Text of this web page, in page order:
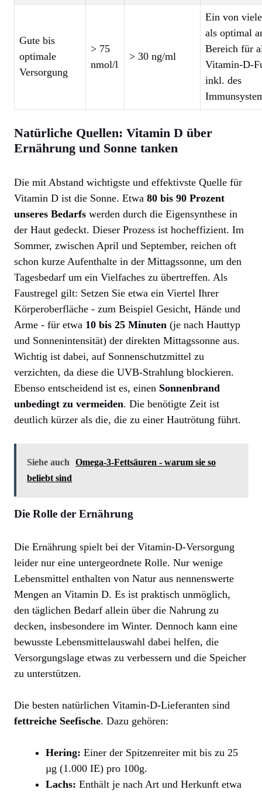
Gute bis
optimale
Versorgung
> 75
nmol/l
> 30 ng/ml
Ein von
als optimal
Bereich für
Vitamin-D-
inkl. des
Natürliche Quellen: Vitamin D über
Ernährung und Sonne tanken
Die mit Abstand wichtigste und effektivste Quelle für
Vitamin D ist die Sonne. Etwa 80 bis 90 Prozent
unseres Bedarfs werden durch die Eigensynthese in
der Haut gedeckt. Dieser Prozess ist hocheffizient. Im
Sommer, zwischen April und September, reichen oft
schon kurze Aufenthalte in der Mittagssonne, um den
Tagesbedarf um ein Vielfaches zu übertreffen. Als
Faustregel gilt: Setzen Sie etwa ein Viertel Ihrer
Körperoberfläche - zum Beispiel Gesicht, Hände und
Arme - für etwa 10 bis 25 Minuten (je nach Hauttyp
und Sonnenintensität) der direkten Mittagssonne aus.
Wichtig ist dabei, auf Sonnenschutzmittel zu
verzichten, da diese die UVB-Strahlung blockieren.
Ebenso entscheidend ist es, einen Sonnenbrand
unbedingt zu vermeiden. Die benötigte Zeit ist
deutlich kürzer als die, die zu einer Hautrötung führt.
Siehe auch
Omega-3-Fettsäuren - warum sie so
beliebt sind
Die Rolle der Ernährung
Die Ernährung spielt bei der Vitamin-D-Versorgung
leider nur eine untergeordnete Rolle. Nur wenige
Lebensmittel enthalten von Natur aus nennenswerte
Mengen an Vitamin D. Es ist praktisch unmöglich,
den täglichen Bedarf allein über die Nahrung zu
decken, insbesondere im Winter. Dennoch kann eine
bewusste Lebensmittelauswahl dabei helfen, die
Versorgungslage etwas zu verbessern und die Speicher
zu unterstützen.
Die besten natürlichen Vitamin-D-Lieferanten sind
fettreiche Seefische. Dazu gehören:
Hering: Einer der Spitzenreiter mit bis zu 25
µg (1.000 IE) pro 100g.
Lachs: Enthält je nach Art und Herkunft etwa